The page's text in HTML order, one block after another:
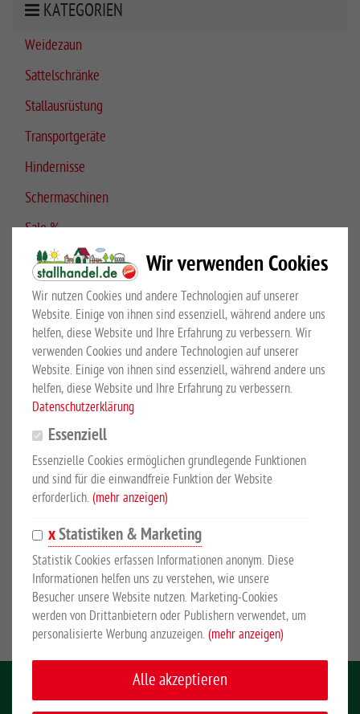
KATEGORIEN
Weidezaun
Sattelschränke
Stallausrüstung
Transportgeräte
Hindernisse
Schermaschinen
Sale %
Top Artikel
EUR 55,60
Mehr anzeigen
KONTAKT
Wir verwenden Cookies
Wir nutzen Cookies und andere Technologien auf unserer
Website. Einige von ihnen sind essenziell, während andere uns
helfen, diese Website und Ihre Erfahrung zu verbessern. Wir
verwenden Cookies und andere Technologien auf unserer
Website. Einige von ihnen sind essenziell, während andere uns
helfen, diese Website und Ihre Erfahrung zu verbessern.
Datenschutzerklärung
Essenziell
Essenzielle Cookies ermöglichen grundlegende Funktionen
und sind für die einwandfreie Funktion der Website
erforderlich. (mehr anzeigen)
Statistiken & Marketing
Statistik Cookies erfassen Informationen anonym. Diese
Informationen helfen uns zu verstehen, wie unsere
Besucher unsere Website nutzen. Marketing-Cookies
werden von Drittanbietern oder Publishern verwendet, um
personalisierte Werbung anzuzeigen. (mehr anzeigen)
Alle akzeptieren